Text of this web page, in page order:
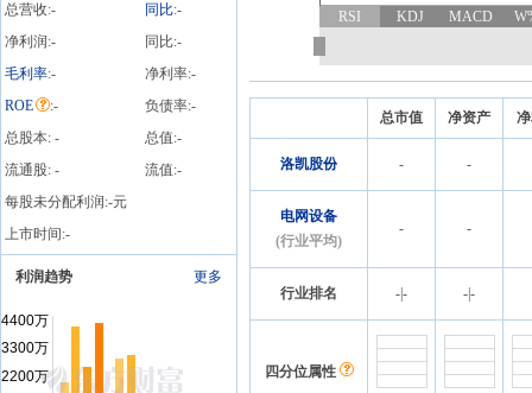
总营收:- 同比:-
净利润:- 同比:-
毛利率:- 净利率:-
ROE
:- 负债率:-
总股本: - 总值:-
流通股: - 流值:-
每股未分配利润:-元
上市时间:-
利润趋势 更多
RSI KDJ MACD
总市值 净资产
洛凯股份 - -
电网设备
(行业平均)
- -
行业排名 -- --
四分位属性